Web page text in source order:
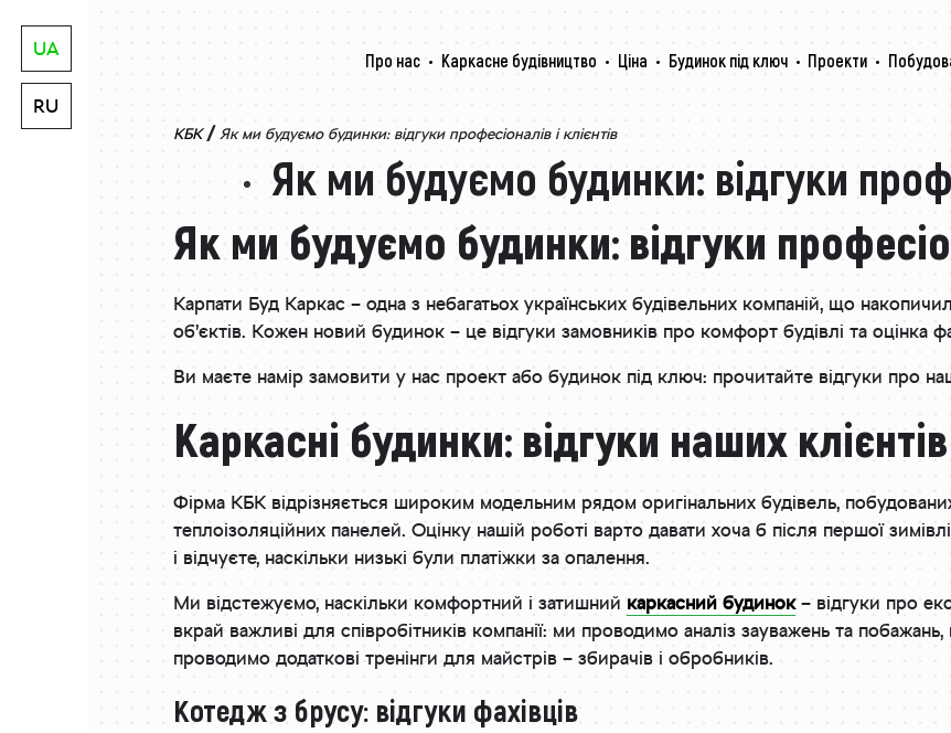
UA
RU
Про нас Каркасне будівництво Ціна Будинок під ключ Проекти
КБК / Як ми будуємо будинки: відгуки професіоналів і клієнтів
Як ми будуємо будинки: відгуки
Як ми будуємо будинки: відгуки
Карпати Буд Каркас – одна з небагатьох українських будівельних компаній, що
об’єктів. Кожен новий будинок – це відгуки замовників про комфорт будівлі та оцінка
Ви маєте намір замовити у нас проект або будинок під ключ: прочитайте відгуки про
Каркасні будинки: відгуки наших клієнтів
Фірма КБК відрізняється широким модельним рядом оригінальних будівель,
теплоізоляційних панелей. Оцінку нашій роботі варто давати хоча б після першої
і відчуєте, наскільки низькі були платіжки за опалення.
Ми відстежуємо, наскільки комфортний і затишний каркасний будинок– відгуки про
вкрай важливі для співробітників компанії: ми проводимо аналіз зауважень та
проводимо додаткові тренінги для майстрів – збирачів і обробників.
Котедж з брусу: відгуки фахівців